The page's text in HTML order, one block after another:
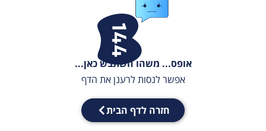
אופס... משהו השתבש כאן...
אפשר לנסות לרענן את הדף
חזרה לדף הבית